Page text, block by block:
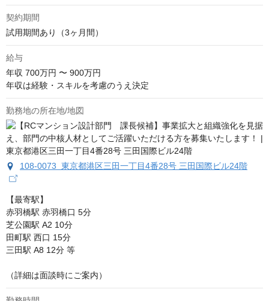
契約期間
試用期間あり（3ヶ月間）
給与
年収 700万円 〜 900万円
年収は経験・スキルを考慮のうえ決定
勤務地の所在地/地図
108-0073 東京都港区三田一丁目4番28号 三田国際ビル24階
【最寄駅】
赤羽橋駅 赤羽橋口 5分
芝公園駅 A2 10分
田町駅 西口 15分
三田駅 A8 12分 等
（詳細は面談時にご案内）